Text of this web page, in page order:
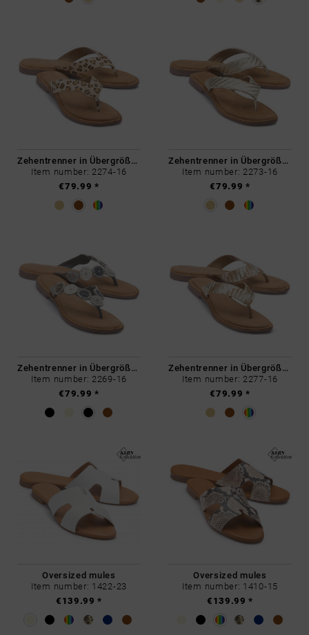
Zehentrenner in Übergrößen
Item number: 2274-16
€79.99 *
Zehentrenner in Übergrößen
Item number: 2273-16
€79.99 *
Zehentrenner in Übergrößen
Item number: 2269-16
€79.99 *
Zehentrenner in Übergrößen
Item number: 2277-16
€79.99 *
Oversized mules
Item number: 1422-23
€139.99 *
Oversized mules
Item number: 1410-15
€139.99 *